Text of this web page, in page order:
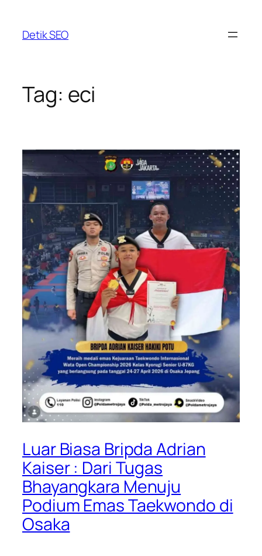
content
Detik SEO
Tag: eci
Luar Biasa Bripda Adrian
Kaiser : Dari Tugas
Bhayangkara Menuju
Podium Emas Taekwondo di
Osaka